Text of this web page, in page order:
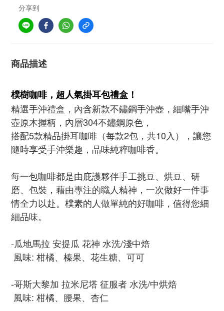
分享到
商品描述
樸樹咖啡，超人氣掛耳包禮盒！
精選手沖禮盒，內含新款不鏽鋼手沖壺，細嘴手沖
壺原木握柄，內層304不鏽鋼原色，
搭配5款精品掛耳咖啡（每款2包，共10入），讓您
隨時享受手沖樂趣，品味純粹咖啡香。
每一包咖啡都是由庇護夥伴手工挑豆、烘豆、研
磨、包裝，藉由專注的職人精神，一次做好一件事
情全力以赴。樸素的人做單純的好咖啡，值得您細
細品味。
-瓜地馬拉 安提瓜 花神 水洗/淺中焙
風味: 柑橘、榛果、花生糖、可可
-哥斯大黎加 拉米尼塔 征服者 水洗/中烘焙
風味: 柑橘、腰果、杏仁